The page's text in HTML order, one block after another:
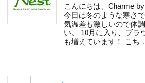
こんにちは、Charme
今日は冬のような寒さ
気温差も激しいので体
い。 10月に入り、ブラ
も増えています！ こち